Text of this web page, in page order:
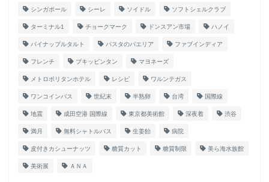
シンガポール シーレ ソイドル ソフトシェルクラブ
ターミナル1 チョークマーク ドンスアン市場 ハノイ
パイナップルタルト パスタのパエリア ファブインディア
フレンチ ブキッビンタン マヨネーズ
メトロポリタンホテル レシピ ワルンテガス
ワンコインバス 世紀末 半熟卵 台湾 国際線
地震 成田空港 国際線 東京都美術館 深夜着 渋谷
満月 無料シャトルバス 生姜飴 病院
皮付きカシューナッツ 糖質カット 糖質制限 美ら海水族館
美術展 ＡＮＡ